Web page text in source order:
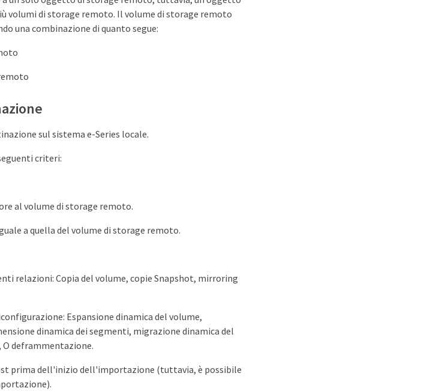
volumi di storage remoto. Il volume di storage remoto
una combinazione di quanto segue:
sul sistema e-Series locale.
criteri:
al volume di storage remoto.
a quella del volume di storage remoto.
relazioni: Copia del volume, copie Snapshot, mirroring
Espansione dinamica del volume,
dinamica dei segmenti, migrazione dinamica del
O deframmentazione.
prima dell'inizio dell'importazione (tuttavia, è possibile